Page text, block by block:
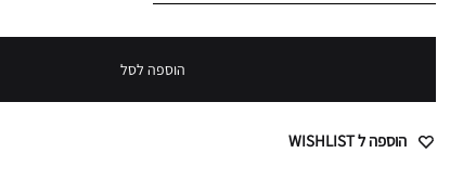
הוספה לסל
הוספה ל WISHLIST